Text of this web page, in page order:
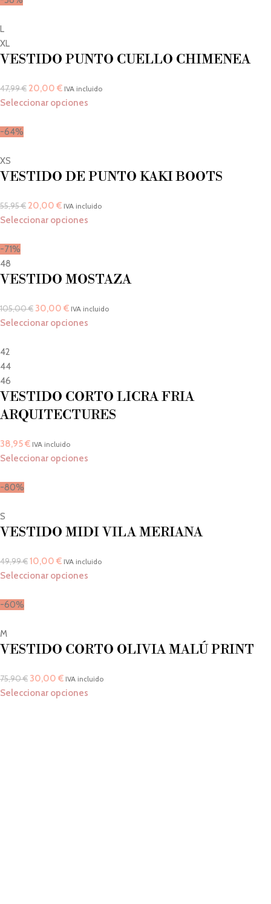
L
XL
VESTIDO PUNTO CUELLO CHIMENEA
47,99€ 20,00 € IVA incluido
Seleccionar opciones
-64%
XS
VESTIDO DE PUNTO KAKI BOOTS
55,95€ 20,00 € IVA incluido
Seleccionar opciones
-71%
48
VESTIDO MOSTAZA
105,00€ 30,00 € IVA incluido
Seleccionar opciones
42
44
46
VESTIDO CORTO LICRA FRIA
ARQUITECTURES
38,95€ IVA incluido
Seleccionar opciones
-80%
S
VESTIDO MIDI VILA MERIANA
49,99€10,00 € IVA incluido
Seleccionar opciones
-60%
M
VESTIDO CORTO OLIVIA MALÚ PRINT
75,90€ 30,00 € IVA incluido
Seleccionar opciones